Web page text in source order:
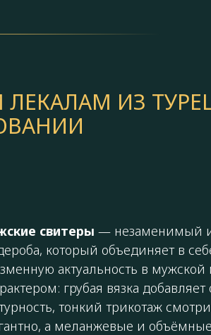
ИЗ
свитеры — незаменимый
который объединяет в
актуальность в
грубая вязка
тонкий трикотаж
а меланжевые и